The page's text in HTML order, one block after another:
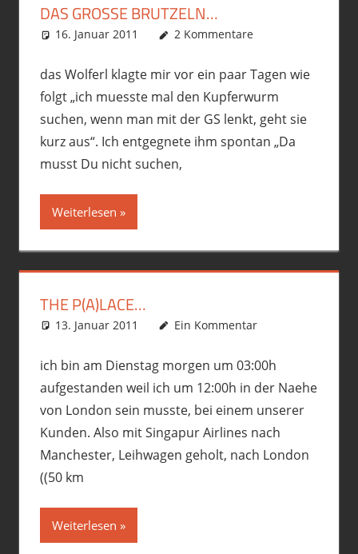
DAS GROSSE BRUTZELN…
16. Januar 2011 phil
Fremdgebastelt
2 Kommentare
das Wolferl klagte mir vor ein paar Tagen wie
folgt „ich muesste mal den Kupferwurm
suchen, wenn man mit der GS lenkt, geht sie
kurz aus“. Ich entgegnete ihm spontan „Da
musst Du nicht suchen,
Weiterlesen
THE P(A)LACE…
13. Januar 2011 phil
Allgemein,Motorrad
Ein Kommentar
ich bin am Dienstag morgen um 03:00h
aufgestanden weil ich um 12:00h in der Naehe
von London sein musste, bei einem unserer
Kunden. Also mit Singapur Airlines nach
Manchester, Leihwagen geholt, nach London
((50 km
Weiterlesen